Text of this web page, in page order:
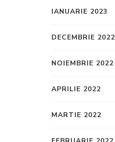
IANUARIE 2023
DECEMBRIE 2022
NOIEMBRIE 2022
APRILIE 2022
MARTIE 2022